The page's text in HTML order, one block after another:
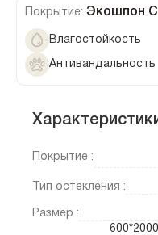
Покрытие: Экошпон
Влагостойкость
Антивандальность
Покрытие :
Тип остекления :
Размер :